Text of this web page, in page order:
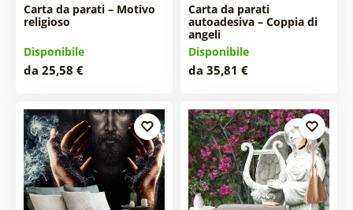
Carta da parati – Motivo
religioso
Disponibile
da 25,58 €
Carta da parati
autoadesiva – Coppia di
angeli
Disponibile
da 35,81 €